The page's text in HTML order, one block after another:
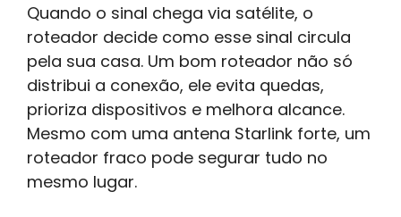
Quando o sinal chega via satélite, o
roteador decide como esse sinal circula
pela sua casa. Um bom roteador não só
distribui a conexão, ele evita quedas,
prioriza dispositivos e melhora alcance.
Mesmo com uma antena Starlink forte, um
roteador fraco pode segurar tudo no
mesmo lugar.